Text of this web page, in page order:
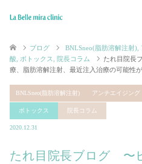
ブログ BNLSneo(脂肪溶解注射)
酸, ボトックス, 院長コラム
たれ目院長
療、脂肪溶解注射、最近注入治療の可能性
BNLSneo(脂肪溶解注射) アンチエイジング
ボトックス 院長コラム
2020.12.31
たれ目院長ブログ 〜